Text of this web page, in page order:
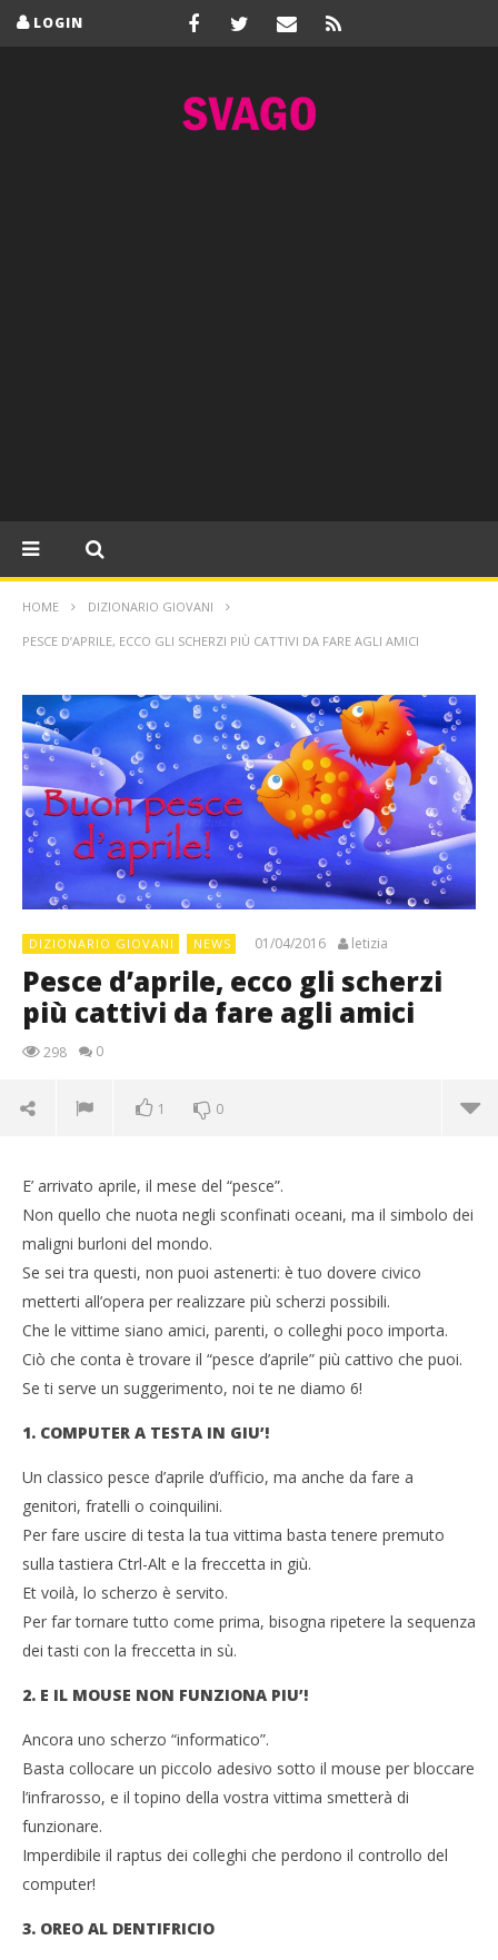
LOGIN
HOME DIZIONARIO GIOVANI
PESCE D’APRILE, ECCO GLI SCHERZI PIÙ CATTIVI DA FARE AGLI AMICI
DIZIONARIO GIOVANI NEWS 01/04/2016 letizia
Pesce d’aprile, ecco gli scherzi
più cattivi da fare agli amici
298 0
1 0
NOW VIEWING
Pesce d’aprile, ecco gli scherzi più cattivi da fare
agli amici
01/04/2016
letizia
E’ arrivato aprile, il mese del “pesce”.
Non quello che nuota negli sconfinati oceani, ma il simbolo dei
maligni burloni del mondo.
Se sei tra questi, non puoi astenerti: è tuo dovere civico
metterti all’opera per realizzare più scherzi possibili.
Che le vittime siano amici, parenti, o colleghi poco importa.
Ciò che conta è trovare il “pesce d’aprile” più cattivo che puoi.
Se ti serve un suggerimento, noi te ne diamo 6!
1. COMPUTER A TESTA IN GIU’!
Un classico pesce d’aprile d’ufficio, ma anche da fare a
genitori, fratelli o coinquilini.
Per fare uscire di testa la tua vittima basta tenere premuto
sulla tastiera Ctrl-Alt e la freccetta in giù.
Et voilà, lo scherzo è servito.
Per far tornare tutto come prima, bisogna ripetere la sequenza
dei tasti con la freccetta in sù.
2. E IL MOUSE NON FUNZIONA PIU’!
Ancora uno scherzo “informatico”.
Basta collocare un piccolo adesivo sotto il mouse per bloccare
l’infrarosso, e il topino della vostra vittima smetterà di
funzionare.
Imperdibile il raptus dei colleghi che perdono il controllo del
computer!
3. OREO AL DENTIFRICIO